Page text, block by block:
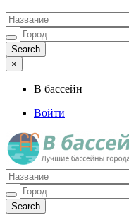
×
В бассейн
Войти
Лучшие бассейны города